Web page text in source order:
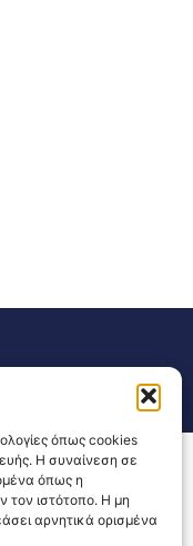
όπως cookies
Η συναίνεση σε
όπως η
τον ιστότοπο. Η μη
αρνητικά ορισμένα